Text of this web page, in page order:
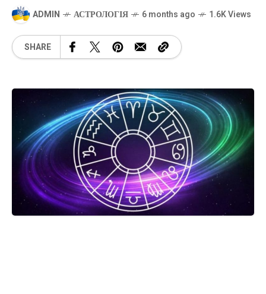
ADMIN АСТРОЛОГІЯ 6 months ago 1.6K Views
SHARE